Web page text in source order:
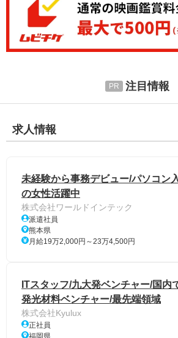
注目情報
求人情報
未経験から事務デビュー/パソコン
の女性活躍中
株式会社ワールドインテック
派遣社員
熊本県
月給19万2,000円～23万4,500円
ITスタッフ/九大発ベンチャー/国内
発光材料ベンチャー/最先端領域
株式会社Kyulux
正社員
福岡県